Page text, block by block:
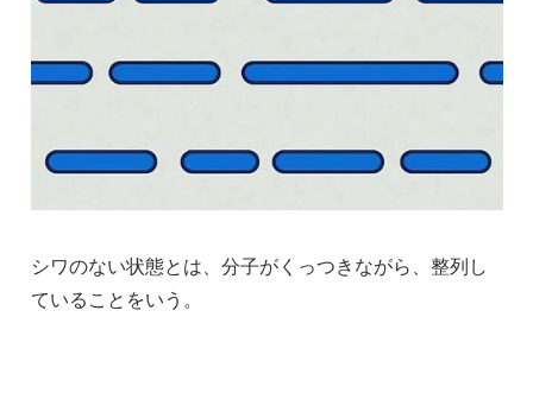
シワのない状態とは、分子がくっつきながら、整列し
ていることをいう。